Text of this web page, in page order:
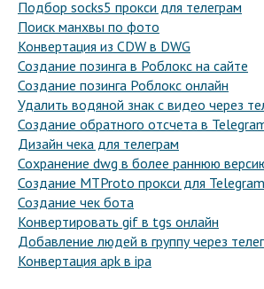
Подбор socks5 прокси для телеграм
Поиск манхвы по фото
Конвертация из CDW в DWG
Создание позинга в Роблокс на сайте
Создание позинга Роблокс онлайн
Удалить водяной знак с видео через
Создание обратного отсчета в
Дизайн чека для телеграм
Сохранение dwg в более раннюю
Создание MTProto прокси для Telegram
Создание чек бота
Конвертировать gif в tgs онлайн
Добавление людей в группу через
Конвертация apk в ipa